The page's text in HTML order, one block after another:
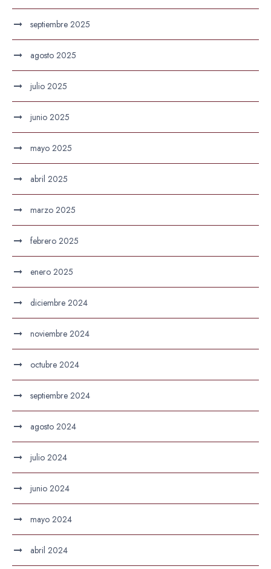
septiembre 2025
agosto 2025
julio 2025
junio 2025
mayo 2025
abril 2025
marzo 2025
febrero 2025
enero 2025
diciembre 2024
noviembre 2024
octubre 2024
septiembre 2024
agosto 2024
julio 2024
junio 2024
mayo 2024
abril 2024